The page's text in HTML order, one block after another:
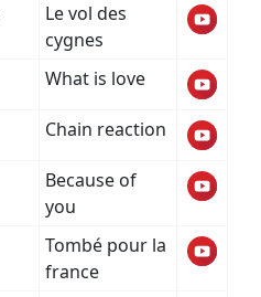
Le vol des
cygnes
What is love
Chain reaction
Because of
you
Tombé pour la
france